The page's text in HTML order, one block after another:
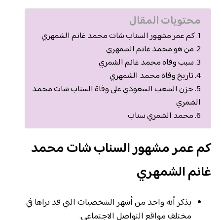
محتويات المقال
كم عمر مشهور السناب شات محمد غانم الشمهري
من هو محمد غانم الشمهري
سبب وفاة محمد غانم الشمري
تاريخ وفاة محمد الشمهري
حزن الشعب السعودي على وفاة السناب شات محمد
الشمري
محمد الشمري سناب
كم عمر مشهور السناب شات محمد
غانم الشمهري
يذكر أنه واحد من أشهر الشخصيات التي قد تراها في
مختلف مواقع التواصل الاجتماعي.